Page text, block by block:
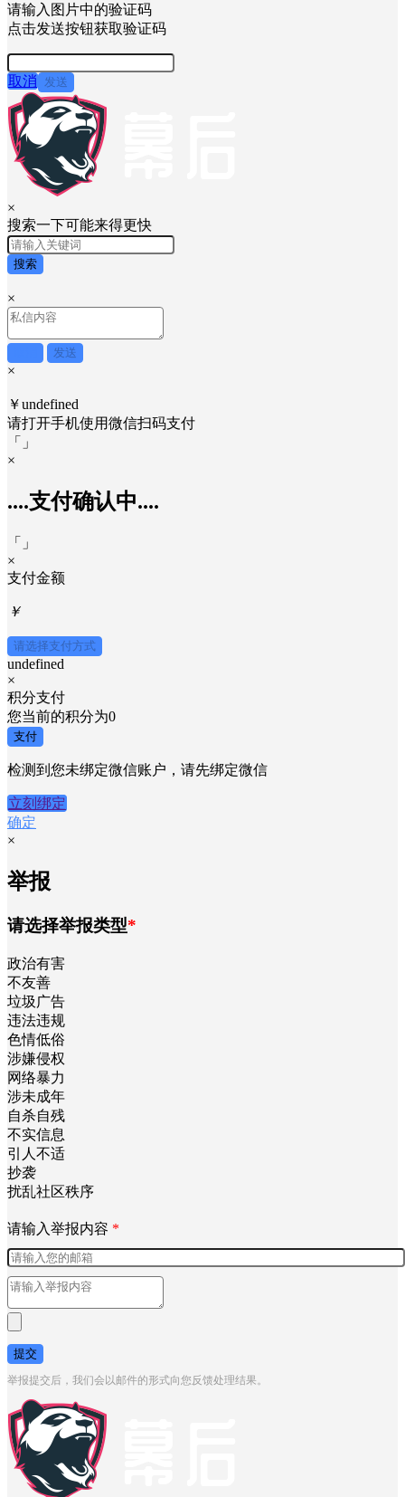
请输入图片中的验证码
点击发送按钮获取验证码
取消 发送
×
搜索一下可能来得更快
搜索
×
发送
×
￥undefined
请打开手机使用微信扫码支付
「
」
×
....支付确认中....
「
」
×
支付金额
￥
请选择支付方式
undefined
×
积分支付
您当前的积分为0
支付
检测到您未绑定微信账户，请先绑定微信
立刻绑定
确定
×
举报
请选择举报类型*
政治有害
不友善
垃圾广告
违法违规
色情低俗
涉嫌侵权
网络暴力
涉未成年
自杀自残
不实信息
引人不适
抄袭
扰乱社区秩序
请输入举报内容 *
提交
举报提交后，我们会以邮件的形式向您反馈处理结果。